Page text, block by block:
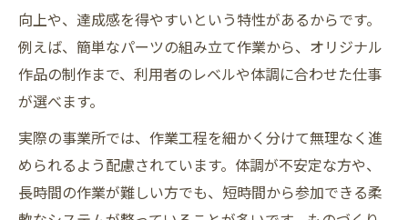
実際の見学・体験が重要な就労継続支援B型
選び
好きなものづくりができる環境を探すなら就労
継続支援B型
ハンドメイド作業に特化した就労継続支援B
型の選び方
就労継続支援B型で叶える理想のものづくり
環境
向上や、達成感を得やすいという特性があるからです。
例えば、簡単なパーツの組み立て作業から、オリジナル
作品の制作まで、利用者のレベルや体調に合わせた仕事
が選べます。
実際の事業所では、作業工程を細かく分けて無理なく進
められるよう配慮されています。体調が不安定な方や、
長時間の作業が難しい方でも、短時間から参加できる柔